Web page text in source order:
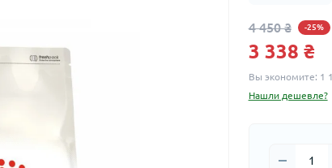
4 450 ₴ -25%
3 338 ₴
Вы экономите: 1
Нашли дешевле?